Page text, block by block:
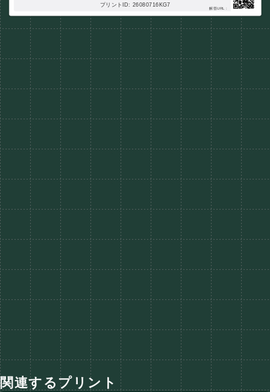
プリントID: 26080716KG7
解答URL :
関連するプリント